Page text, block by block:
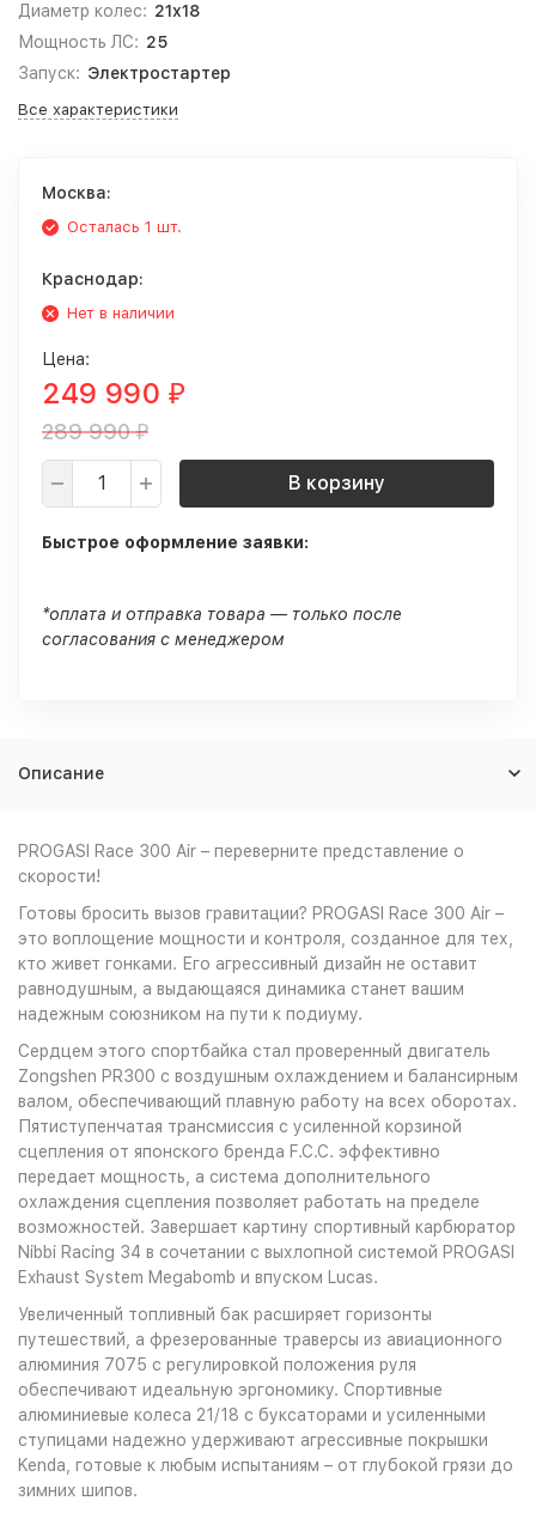
Диаметр колес: 21x18
Мощность ЛС: 25
Запуск: Электростартер
Все характеристики
Москва:
Осталась 1 шт.
Краснодар:
Нет в наличии
Цена:
249 990 ₽
289 990₽
В корзину
Быстрое оформление заявки:
*оплата и отправка товара — только после
согласования с менеджером
Описание
PROGASI Race 300 Air – переверните представление о
скорости!
Готовы бросить вызов гравитации? PROGASI Race 300 Air –
это воплощение мощности и контроля, созданное для тех,
кто живет гонками. Его агрессивный дизайн не оставит
равнодушным, а выдающаяся динамика станет вашим
надежным союзником на пути к подиуму.
Сердцем этого спортбайка стал проверенный двигатель
Zongshen PR300 с воздушным охлаждением и балансирным
валом, обеспечивающий плавную работу на всех оборотах.
Пятиступенчатая трансмиссия с усиленной корзиной
сцепления от японского бренда F.C.C. эффективно
передает мощность, а система дополнительного
охлаждения сцепления позволяет работать на пределе
возможностей. Завершает картину спортивный карбюратор
Nibbi Racing 34 в сочетании с выхлопной системой PROGASI
Exhaust System Megabomb и впуском Lucas.
Увеличенный топливный бак расширяет горизонты
путешествий, а фрезерованные траверсы из авиационного
алюминия 7075 с регулировкой положения руля
обеспечивают идеальную эргономику. Спортивные
алюминиевые колеса 21/18 с буксаторами и усиленными
ступицами надежно удерживают агрессивные покрышки
Kenda, готовые к любым испытаниям – от глубокой грязи до
зимних шипов.